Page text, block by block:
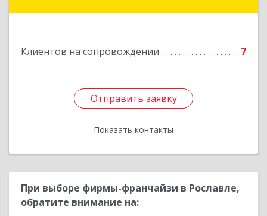
Клиентов на сопровождении 7
Отправить заявку
Показать контакты
Отправить заявку
Назад
При выборе фирмы-франчайзи в Рославле,
обратите внимание на: